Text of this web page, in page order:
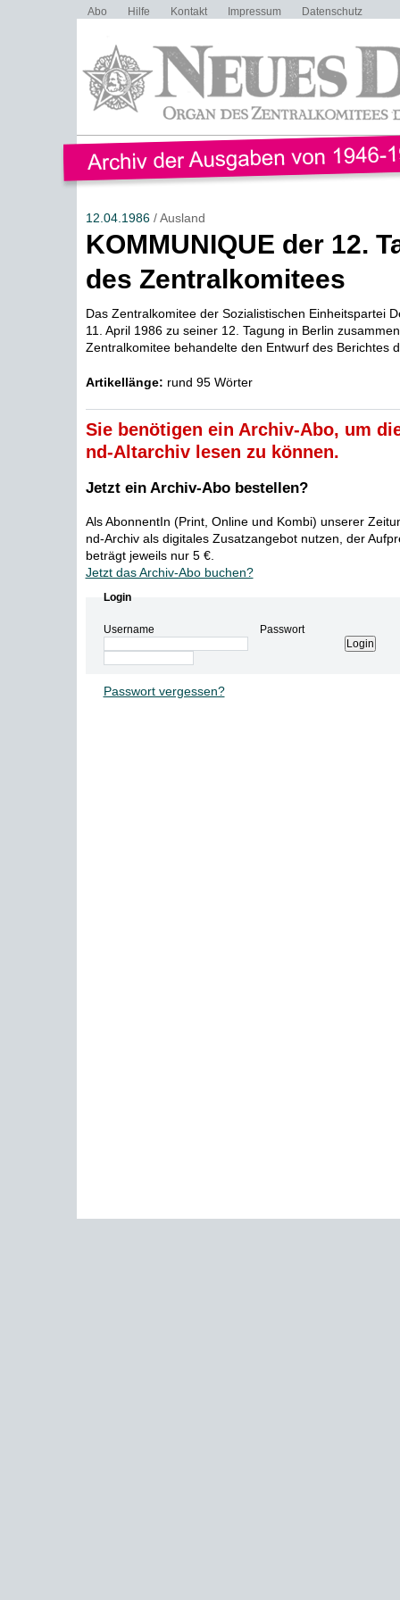
Abo Hilfe Kontakt Impressum Datenschutz
12.04.1986/ Ausland
KOMMUNIQUE der 12.
des Zentralkomitees
Das Zentralkomitee der Sozialistischen Einheitspartei
11. April 1986 zu seiner 12. Tagung in Berlin
Zentralkomitee behandelte den Entwurf des Berichtes
Artikellänge: rund 95 Wörter
Sie benötigen ein Archiv-Abo, um
nd-Altarchiv lesen zu können.
Jetzt ein Archiv-Abo bestellen?
Als AbonnentIn (Print, Online und Kombi) unserer
nd-Archiv als digitales Zusatzangebot nutzen, der
beträgt jeweils nur 5 €.
Jetzt das Archiv-Abo buchen?
Login
Username Passwort
Passwort vergessen?